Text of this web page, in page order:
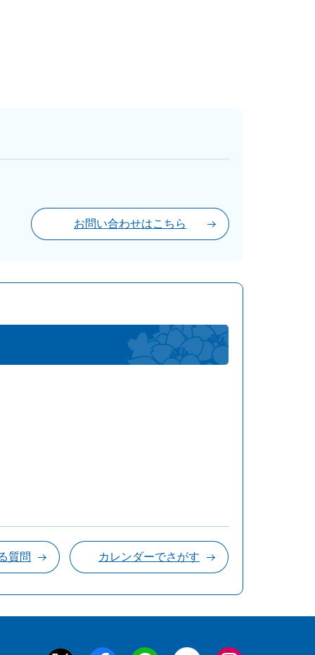
お問い合わせはこちら
質問 カレンダーでさがす